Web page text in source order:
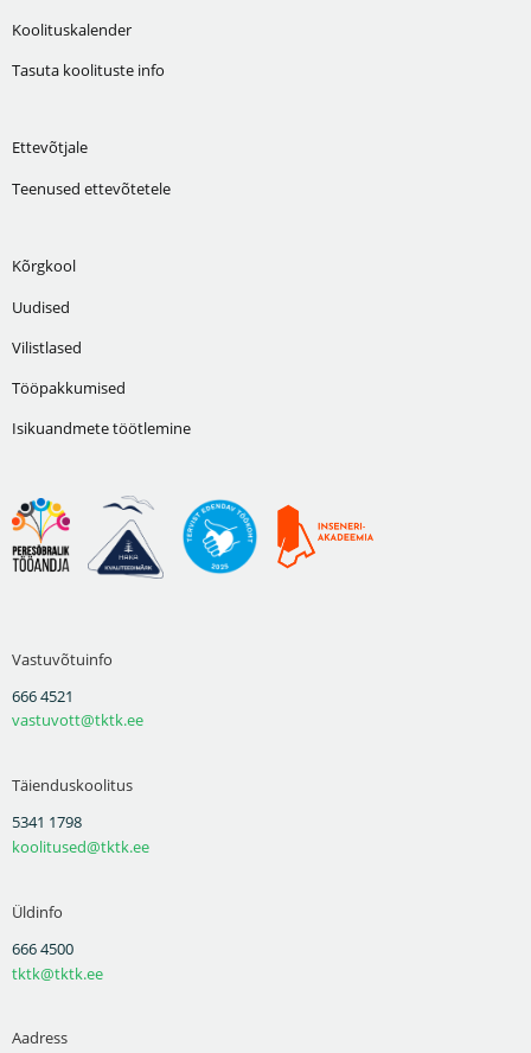
Koolituskalender
Tasuta koolituste info
Ettevõtjale
Teenused ettevõtetele
Kõrgkool
Uudised
Vilistlased
Tööpakkumised
Isikuandmete töötlemine
Vastuvõtuinfo
666 4521
vastuvott@tktk.ee
Täienduskoolitus
5341 1798
koolitused@tktk.ee
Üldinfo
666 4500
tktk@tktk.ee
Aadress